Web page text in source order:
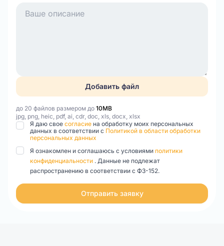
Добавить файл
до 20 файлов размером до 10MB
jpg, png, heic, pdf, ai, cdr, doc, xls, docx, xlsx
Я даю свое согласие на обработку моих персональных
данных в соответствии с Политикой в области обработки
персональных данных
Я ознакомлен и соглашаюсь с условиями политики
конфиденциальности . Данные не подлежат
распространению в соответствии с ФЗ-152.
Отправить заявку